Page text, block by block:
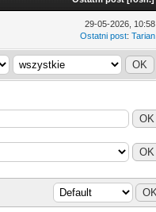
29-05-2026, 10:58
Ostatni post:Tarian